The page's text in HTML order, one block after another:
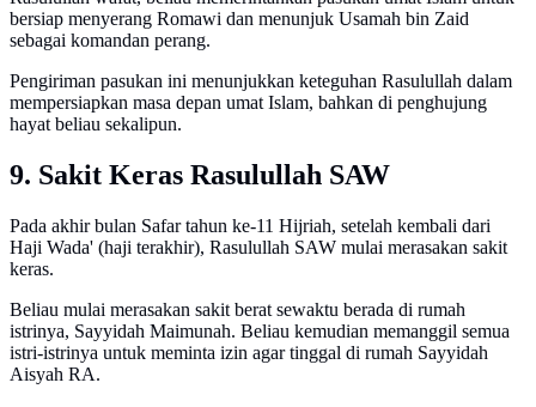
bersiap menyerang Romawi dan menunjuk Usamah bin Zaid
sebagai komandan perang.
Pengiriman pasukan ini menunjukkan keteguhan Rasulullah dalam
mempersiapkan masa depan umat Islam, bahkan di penghujung
hayat beliau sekalipun.
9. Sakit Keras Rasulullah SAW
Pada akhir bulan Safar tahun ke-11 Hijriah, setelah kembali dari
Haji Wada' (haji terakhir), Rasulullah SAW mulai merasakan sakit
keras.
Beliau mulai merasakan sakit berat sewaktu berada di rumah
istrinya, Sayyidah Maimunah. Beliau kemudian memanggil semua
istri-istrinya untuk meminta izin agar tinggal di rumah Sayyidah
Aisyah RA.